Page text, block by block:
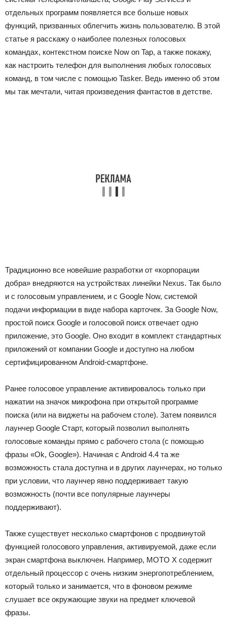
отдельных программ появляется все больше новых
функций, призванных облегчить жизнь пользователю. В этой
статье я расскажу о наиболее полезных голосовых
командах, контекстном поиске Now on Tap, а также покажу,
как настроить телефон для выполнения любых голосовых
команд, в том числе с помощью Tasker. Ведь именно об этом
мы так мечтали, читая произведения фантастов в детстве.
Традиционно все новейшие разработки от «корпорации
добра» внедряются на устройствах линейки Nexus. Так было
и с голосовым управлением, и с Google Now, системой
подачи информации в виде набора карточек. За Google Now,
простой поиск Google и голосовой поиск отвечает одно
приложение, это Google. Оно входит в комплект стандартных
приложений от компании Google и доступно на любом
сертифицированном Android-смартфоне.
Ранее голосовое управление активировалось только при
нажатии на значок микрофона при открытой программе
поиска (или на виджеты на рабочем столе). Затем появился
лаунчер Google Старт, который позволил выполнять
голосовые команды прямо с рабочего стола (с помощью
фразы «Ok, Google»). Начиная с Android 4.4 та же
возможность стала доступна и в других лаунчерах, но только
при условии, что лаунчер явно поддерживает такую
возможность (почти все популярные лаунчеры
поддерживают).
Также существует несколько смартфонов с продвинутой
функцией голосового управления, активируемой, даже если
экран смартфона выключен. Например, MOTO X содержит
отдельный процессор с очень низким энергопотреблением,
который только и занимается, что в фоновом режиме
слушает все окружающие звуки на предмет ключевой
фразы.